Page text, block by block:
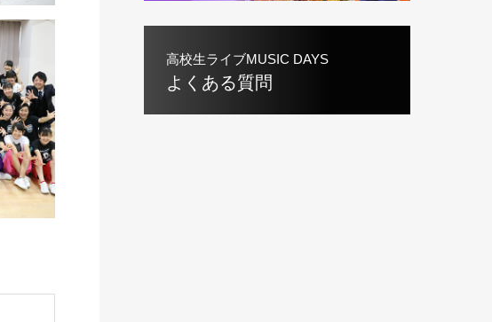
高校生ライブMUSIC DAYS
よくある質問